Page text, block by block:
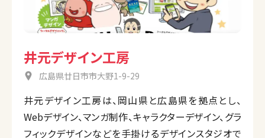
井元デザイン工房
広島県廿日市市大野1-9-29
井元デザイン工房は、岡山県と広島県を拠点とし、
Webデザイン、マンガ制作、キャラクターデザイン、グラ
フィックデザインなどを手掛けるデザインスタジオで